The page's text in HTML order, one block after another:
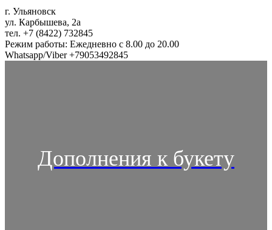
г. Ульяновск
ул. Карбышева, 2а
тел. +7 (8422) 732845
Режим работы: Ежедневно с 8.00 до 20.00
Whatsapp/Viber +79053492845
Дополнения к букету